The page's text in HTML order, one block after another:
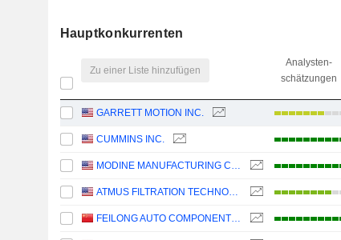
Hauptkonkurrenten
Zu einer Liste hinzufügen
Analysten-
schätzungen
GARRETT MOTION INC.
CUMMINS INC.
MODINE MANUFACTURING COMPANY
ATMUS FILTRATION TECHNOLOGIES INC.
FEILONG AUTO COMPONENTS CO., LTD.